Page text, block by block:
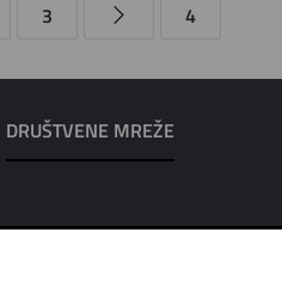
3 4
DRUŠTVENE MREŽE